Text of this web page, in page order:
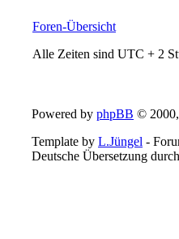
Foren-Übersicht
Alle Zeiten sind UTC + 2
Powered by phpBB ©
Template by L.Jüngel -
Deutsche Übersetzung durch